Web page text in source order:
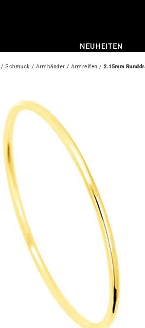
NEUHEITEN
/ Schmuck / Armbänder / Armreifen / 2.15mm